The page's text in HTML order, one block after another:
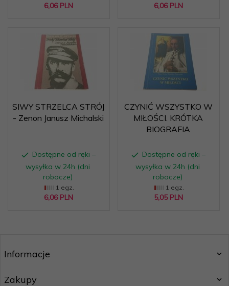
6,06 PLN 6,06 PLN
SIWY STRZELCA STRÓJ
- Zenon Janusz Michalski
Dostępne od ręki –
wysyłka w 24h (dni
robocze)
1 egz.
6,06 PLN
CZYNIĆ WSZYSTKO W
MIŁOŚCI. KRÓTKA
BIOGRAFIA
Dostępne od ręki –
wysyłka w 24h (dni
robocze)
1 egz.
5,05 PLN
Informacje
Zakupy